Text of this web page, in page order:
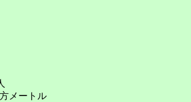
ートル